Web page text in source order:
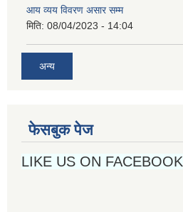
आय व्यय विवरण असार सम्म
मिति: 08/04/2023 - 14:04
अन्य
फेसबुक पेज
LIKE US ON FACEBOOK